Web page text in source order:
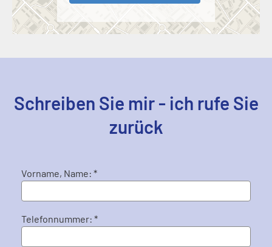
Schreiben Sie mir - ich rufe Sie
zurück
Vorname, Name: *
Telefonnummer: *